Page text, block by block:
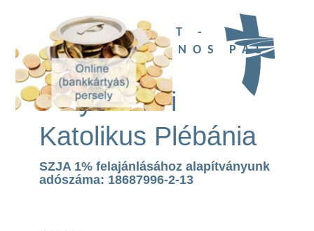
UBI DEUS EST -
SZENT II. JÁNOS PÁL
TEMPLOM
Páty Római
Katolikus Plébánia
SZJA 1% felajánlásához alapítványunk
adószáma: 18687996-2-13